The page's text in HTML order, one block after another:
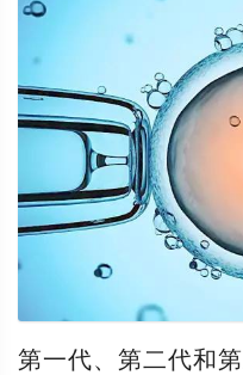
第一代、第二代和